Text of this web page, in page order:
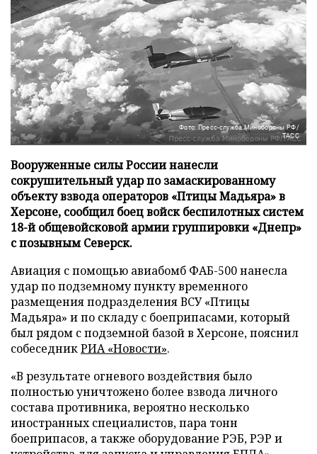
Фото: Пресс-служба Минобороны РФ/
ТАСС
Вооруженные силы России нанесли
сокрушительный удар по замаскированному
объекту взвода операторов «Птицы Мадьяра» в
Херсоне, сообщил боец войск беспилотных систем
18-й общевойсковой армии группировки «Днепр»
с позывным Северск.
Авиация с помощью авиабомб ФАБ-500 нанесла
удар по подземному пункту временного
размещения подразделения ВСУ «Птицы
Мадьяра» и по складу с боеприпасами, который
был рядом с подземной базой в Херсоне, пояснил
собеседникРИА «Новости».
«В результате огневого воздействия было
полностью уничтожено более взвода личного
состава противника, вероятно несколько
иностранных специалистов, пара тонн
боеприпасов, а также оборудование РЭБ, РЭР и